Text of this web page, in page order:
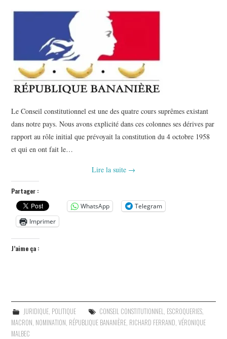
HISTOIRE
CULTURE
SPORT
Le Conseil constitutionnel est une des quatre cours suprêmes existant
dans notre pays. Nous avons explicité dans ces colonnes ses dérives par
rapport au rôle initial que prévoyait la constitution du 4 octobre 1958
et qui en ont fait le…
Lire la suite →
Partager :
WhatsApp
Telegram
Imprimer
J’aime ça :
JURIDIQUE, POLITIQUE CONSEIL CONSTITUTIONNEL ESCROQUERIES,
MACRON NOMINATION RÉPUBLIQUE BANANIÈRE RICHARD FERRAND ,VÉRONIQUE
MALBEC